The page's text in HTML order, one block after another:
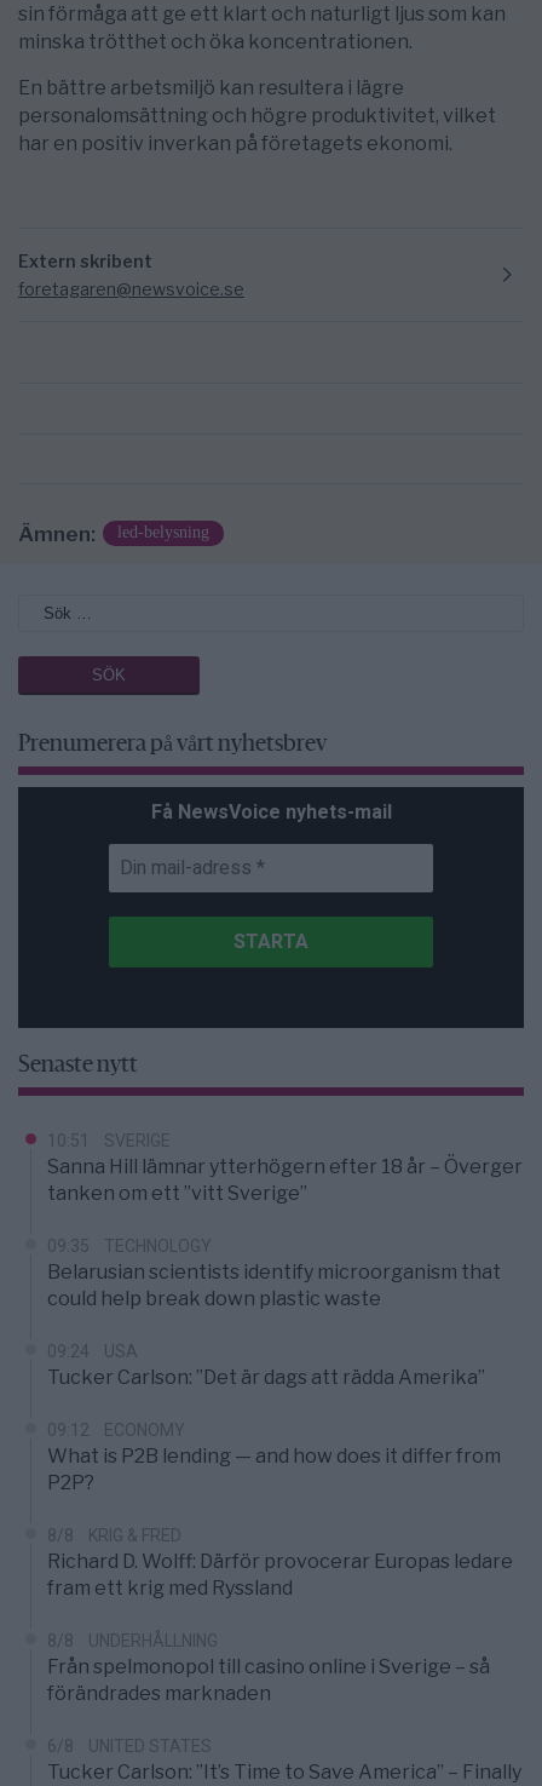
sin förmåga att ge ett klart och naturligt ljus som kan
minska trötthet och öka koncentrationen.
En bättre arbetsmiljö kan resultera i lägre
personalomsättning och högre produktivitet, vilket
har en positiv inverkan på företagets ekonomi.
Extern skribent
foretagaren@newsvoice.se
Ämnen: led-belysning
Prenumerera på vårt nyhetsbrev
Få NewsVoice nyhets-mail
Senaste nytt
10:51 SVERIGE
Sanna Hill lämnar ytterhögern efter 18 år – Överger
tanken om ett ”vitt Sverige”
09:35 TECHNOLOGY
Belarusian scientists identify microorganism that
could help break down plastic waste
09:24 USA
Tucker Carlson: ”Det är dags att rädda Amerika”
09:12 ECONOMY
What is P2B lending — and how does it differ from
P2P?
8/8 KRIG & FRED
Richard D. Wolff: Därför provocerar Europas ledare
fram ett krig med Ryssland
8/8 UNDERHÅLLNING
Från spelmonopol till casino online i Sverige – så
förändrades marknaden
6/8 UNITED STATES
Tucker Carlson: ”It’s Time to Save America” – Finally